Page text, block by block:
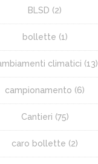
BLSD (2)
bollette (1)
climatici (13)
campionamento (6)
Cantieri (75)
caro bollette (2)